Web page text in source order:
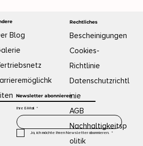
Blog
Rechtliches
Bescheinigungen
Cookies-
Richtlinie
Datenschutzrichtl
inie
AGB
Nachhaltigkeitsp
olitik
Ihre E-Mail *
Ja, ich möchte Ihren Newsletter abonnieren. *
Newsletter abonnieren